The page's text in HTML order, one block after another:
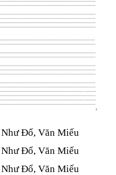
Đổ, Văn Miếu​​​​
Đổ, Văn Miếu​​​​
Đổ, Văn Miếu​​​​